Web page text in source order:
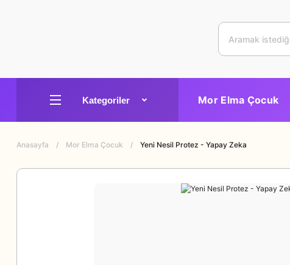
Mor Elma Çocuk
Anasayfa Mor Elma Çocuk Yeni Nesil Protez - Yapay Zeka